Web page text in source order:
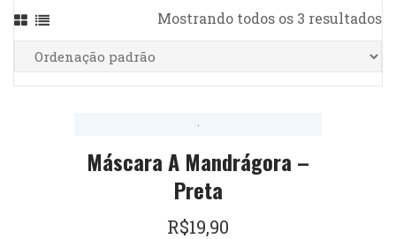
Mostrando todos os 3 resultados
Máscara A Mandrágora –
Preta
R$19,90